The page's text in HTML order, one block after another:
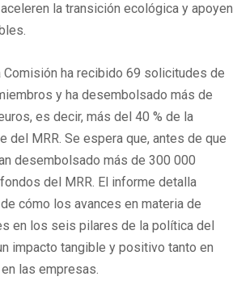
la transición ecológica y apoyen
Comisión ha recibido 69 solicitudes de
y ha desembolsado más de
es decir, más del 40 % de la
del MRR. Se espera que, antes de que
desembolsado más de 300 000
del MRR. El informe detalla
cómo los avances en materia de
en los seis pilares de la política del
impacto tangible y positivo tanto en
las empresas.